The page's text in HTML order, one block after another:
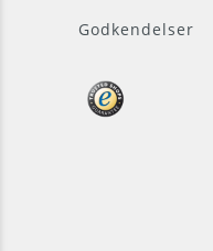
Godkendelser